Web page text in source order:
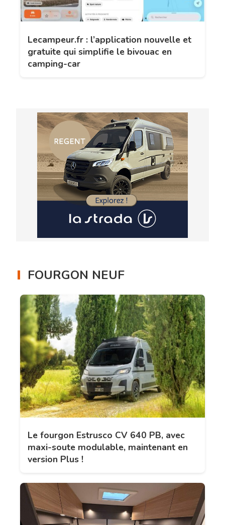
Lecampeur.fr : l’application nouvelle et
gratuite qui simplifie le bivouac en
camping-car
FOURGON NEUF
Le fourgon Estrusco CV 640 PB, avec
maxi-soute modulable, maintenant en
version Plus !